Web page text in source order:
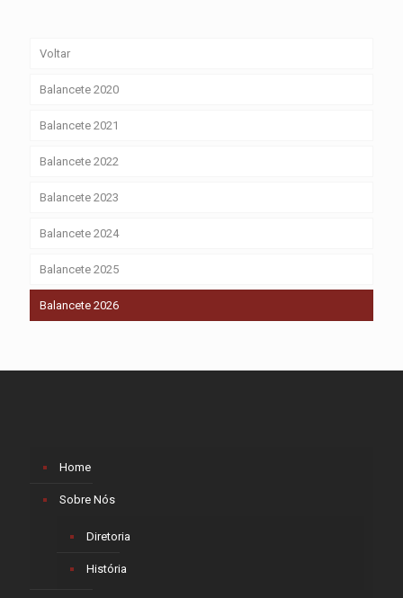
Voltar
Balancete 2020
Balancete 2021
Balancete 2022
Balancete 2023
Balancete 2024
Balancete 2025
Balancete 2026
Home
Sobre Nós
Diretoria
História